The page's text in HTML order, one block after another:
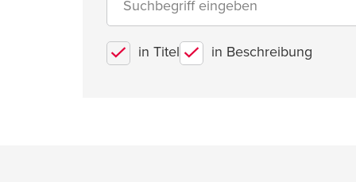
in Titel in Beschreibung